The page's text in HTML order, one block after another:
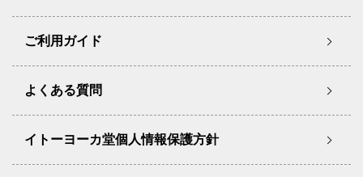
ご利用ガイド
よくある質問
イトーヨーカ堂個人情報保護方針